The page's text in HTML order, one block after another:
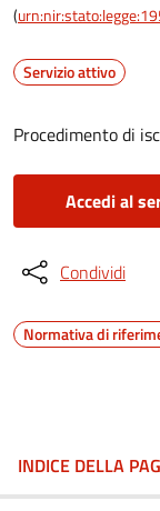
(
Servizio attivo
Procedimento di
Accedi al
Condividi
Normativa di
INDICE DELLA